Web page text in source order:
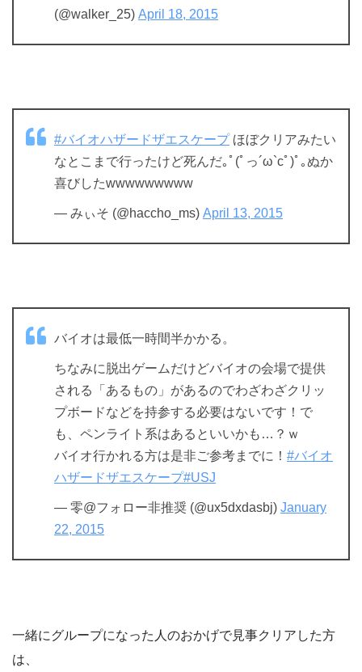
(@walker_25) April 18, 2015
#バイオハザードザエスケープほぼクリアみたい
なとこまで行ったけど死んだ｡ﾟ(ﾟっ´ω`cﾟ)ﾟ｡ぬか
喜びしたwwwwwwwww
— みぃそ (@haccho_ms) April 13, 2015
バイオは最低一時間半かかる。
ちなみに脱出ゲームだけどバイオの会場で提供
される「あるもの」があるのでわざわざクリッ
プボードなどを持参する必要はないです！で
も、ペンライト系はあるといいかも…？ｗ
バイオ行かれる方は是非ご参考までに！ #バイオ
ハザードザエスケープ#USJ
— 零@フォロー非推奨 (@ux5dxdasbj) January
22, 2015
一緒にグループになった人のおかげで見事クリアした方
は、